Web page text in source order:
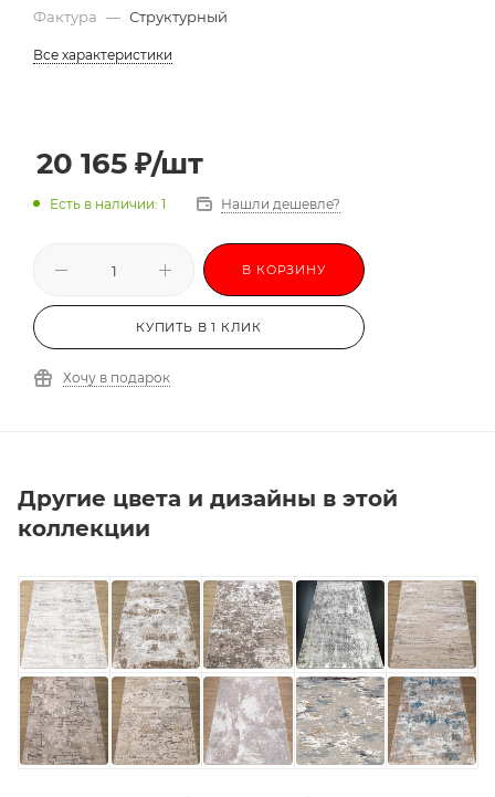
Фактура — Структурный
Все характеристики
20 165 ₽/шт
Есть в наличии: 1 Нашли дешевле?
В КОРЗИНУ
КУПИТЬ В 1 КЛИК
Хочу в подарок
Другие цвета и дизайны в этой
коллекции